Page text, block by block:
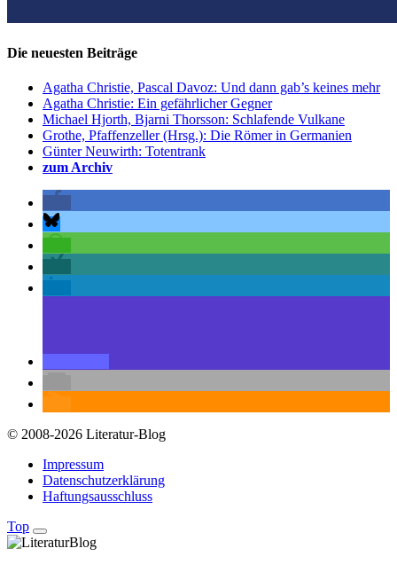
Die neuesten Beiträge
Agatha Christie, Pascal Davoz: Und dann gab’s keines mehr
Agatha Christie: Ein gefährlicher Gegner
Michael Hjorth, Bjarni Thorsson: Schlafende Vulkane
Grothe, Pfaffenzeller (Hrsg.): Die Römer in Germanien
Günter Neuwirth: Totentrank
zum Archiv
© 2008-2026 Literatur-Blog
Impressum
Datenschutzerklärung
Haftungsausschluss
Top